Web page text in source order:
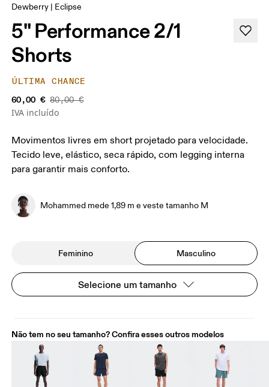
Dewberry | Eclipse
5" Performance 2/1
Shorts
ÚLTIMA CHANCE
60,00 € 80,00 €
IVA incluído
Movimentos livres em short projetado para velocidade.
Tecido leve, elástico, seca rápido, com legging interna
para garantir mais conforto.
Mohammed mede 1,89 m e veste tamanho M
Feminino Masculino
Selecione um tamanho
Não tem no seu tamanho? Confira esses outros modelos